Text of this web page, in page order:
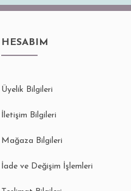
HESABIM
Üyelik Bilgileri
İletişim Bilgileri
Mağaza Bilgileri
İade ve Değişim İşlemleri